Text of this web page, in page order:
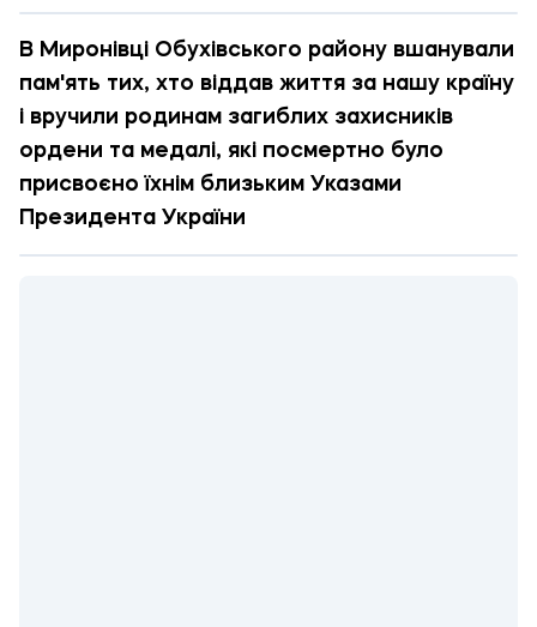
В Миронівці Обухівського району вшанували
пам'ять тих, хто віддав життя за нашу країну
і вручили родинам загиблих захисників
ордени та медалі, які посмертно було
присвоєно їхнім близьким Указами
Президента України